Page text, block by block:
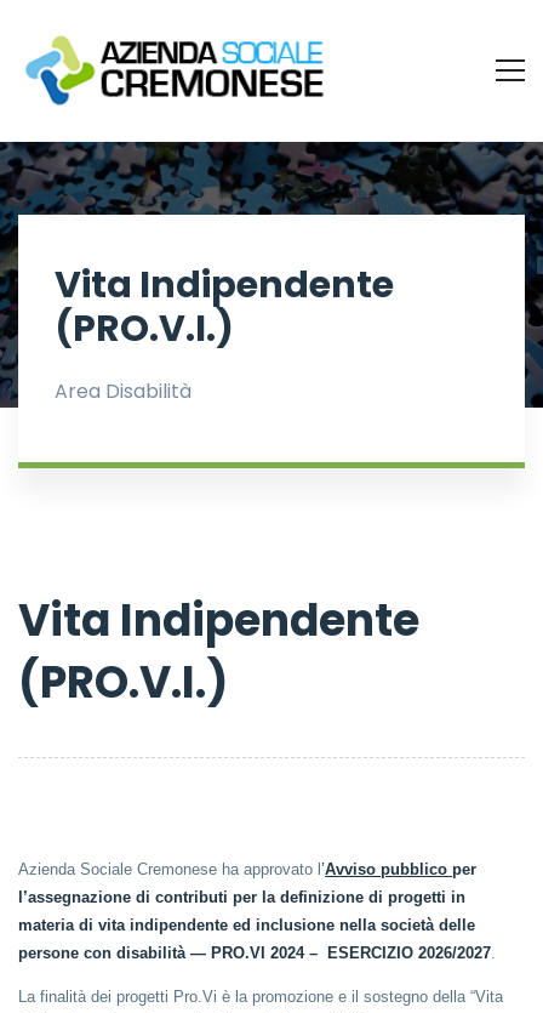
Vita Indipendente
(PRO.V.I.)
Area Disabilità
Vita Indipendente
(PRO.V.I.)
Azienda Sociale Cremonese ha approvato l’Avviso pubblico per
l’assegnazione di contributi per la definizione di progetti in
materia di vita indipendente ed inclusione nella società delle
persone con disabilità — PRO.VI 2024 – ESERCIZIO 2026/2027
La finalità dei progetti Pro.Vi è la promozione e il sostegno della “Vita